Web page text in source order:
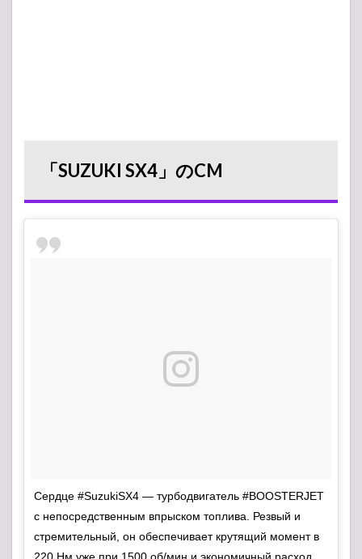
「SUZUKI SX4」のCM
Сердце #SuzukiSX4 — турбодвигатель #BOOSTERJET
с непосредственным впрыском топлива. Резвый и
стремительный, он обеспечивает крутящий момент в